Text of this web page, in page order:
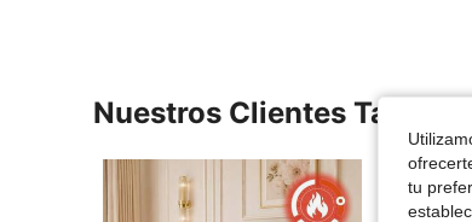
Nuestros Clientes También
tu